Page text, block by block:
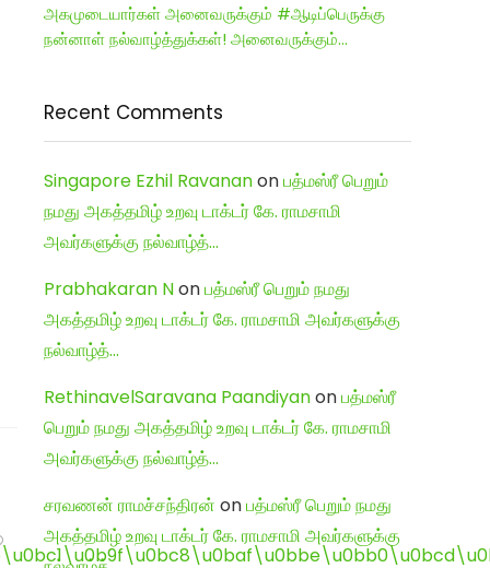
அகமுடையார்கள் அனைவருக்கும் #ஆடிப்பெருக்கு
நன்னாள் நல்வாழ்த்துக்கள்! அனைவருக்கும்…
Recent Comments
Singapore Ezhil Ravananonபத்மஸ்ரீ பெறும்
நமது அகத்தமிழ் உறவு டாக்டர் கே. ராமசாமி
அவர்களுக்கு நல்வாழ்த்…
Prabhakaran Nonபத்மஸ்ரீ பெறும் நமது
அகத்தமிழ் உறவு டாக்டர் கே. ராமசாமி அவர்களுக்கு
நல்வாழ்த்…
RethinavelSaravana Paandiyanonபத்மஸ்ரீ
பெறும் நமது அகத்தமிழ் உறவு டாக்டர் கே. ராமசாமி
அவர்களுக்கு நல்வாழ்த்…
சரவணன் ராமச்சந்திரன் onபத்மஸ்ரீ பெறும் நமது
அகத்தமிழ் உறவு டாக்டர் கே. ராமசாமி அவர்களுக்கு